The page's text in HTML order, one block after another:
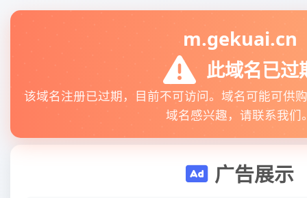
m.gekuai.cn
此域名已过
该域名注册已过期，目前不可访问。域名可能可供
域名感兴趣，请联系我们
广告展示